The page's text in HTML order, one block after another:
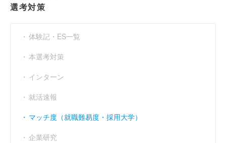
売上伸び率
営業利益率 （％）
経常利益率 （％）
選考対策
体験記・ES一覧
本選考対策
インターン
就活速報
マッチ度（就職難易度・採用大学）
企業研究